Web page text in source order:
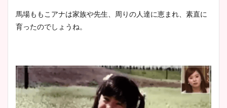
馬場ももこアナは家族や先生、周りの人達に恵まれ、素直に
育ったのでしょうね。